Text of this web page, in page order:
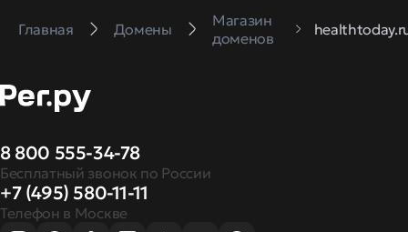
Главная Домены
Магазин
доменов
8 800 555-34-78
Бесплатный звонок по России
+7 (495) 580-11-11
Телефон в Москве